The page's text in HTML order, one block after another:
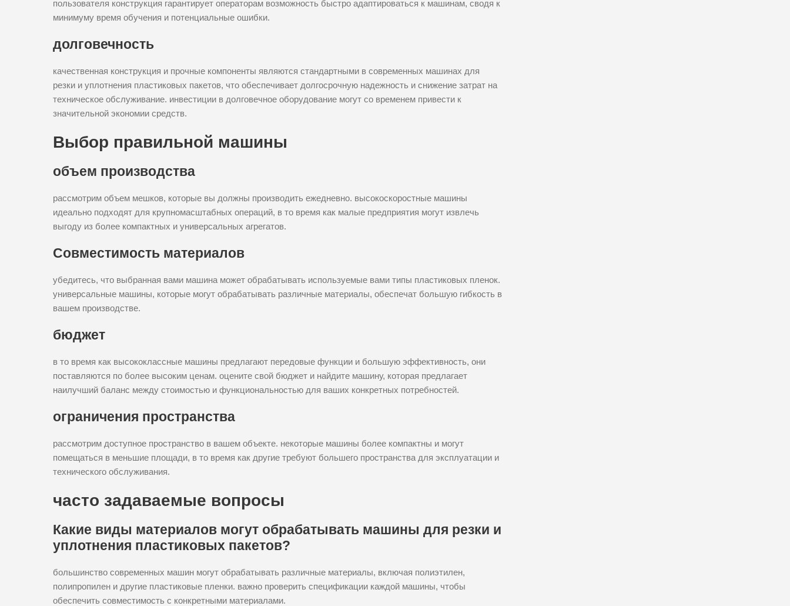
пользователя конструкция гарантирует операторам возможность быстро адаптироваться к машинам, сводя к
минимуму время обучения и потенциальные ошибки.
долговечность
качественная конструкция и прочные компоненты являются стандартными в современных машинах для
резки и уплотнения пластиковых пакетов, что обеспечивает долгосрочную надежность и снижение затрат на
техническое обслуживание. инвестиции в долговечное оборудование могут со временем привести к
значительной экономии средств.
Выбор правильной машины
объем производства
рассмотрим объем мешков, которые вы должны производить ежедневно. высокоскоростные машины
идеально подходят для крупномасштабных операций, в то время как малые предприятия могут извлечь
выгоду из более компактных и универсальных агрегатов.
Совместимость материалов
убедитесь, что выбранная вами машина может обрабатывать используемые вами типы пластиковых пленок.
универсальные машины, которые могут обрабатывать различные материалы, обеспечат большую гибкость в
вашем производстве.
бюджет
в то время как высококлассные машины предлагают передовые функции и большую эффективность, они
поставляются по более высоким ценам. оцените свой бюджет и найдите машину, которая предлагает
наилучший баланс между стоимостью и функциональностью для ваших конкретных потребностей.
ограничения пространства
рассмотрим доступное пространство в вашем объекте. некоторые машины более компактны и могут
помещаться в меньшие площади, в то время как другие требуют большего пространства для эксплуатации и
технического обслуживания.
часто задаваемые вопросы
Какие виды материалов могут обрабатывать машины для резки и
уплотнения пластиковых пакетов?
большинство современных машин могут обрабатывать различные материалы, включая полиэтилен,
полипропилен и другие пластиковые пленки. важно проверить спецификации каждой машины, чтобы
обеспечить совместимость с конкретными материалами.